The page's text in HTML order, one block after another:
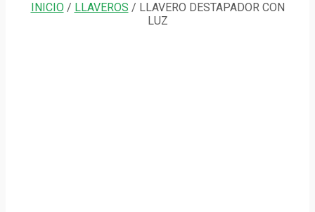
INICIO/ LLAVEROS / LLAVERO DESTAPADOR CON
LUZ